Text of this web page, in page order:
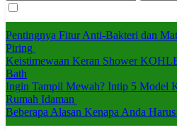
for:
Pentingnya Fitur Anti-Bakteri dan
Piring
Keistimewaan Keran Shower
Bath
Ingin Tampil Mewah? Intip 5 Model
Rumah Idaman
Beberapa Alasan Kenapa Anda